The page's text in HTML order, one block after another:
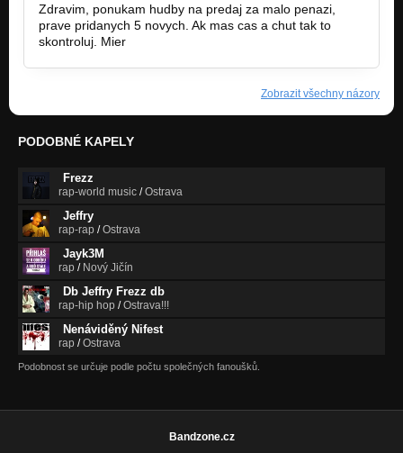
Zdravim, ponukam hudby na predaj za malo penazi,
prave pridanych 5 novych. Ak mas cas a chut tak to
skontroluj. Mier
Zobrazit všechny názory
PODOBNÉ KAPELY
Frezz
rap-world music /Ostrava
Jeffry
rap-rap /Ostrava
Jayk3M
rap / Nový Jičín
Db Jeffry Frezz db
rap-hip hop /Ostrava!!!
Nenáviděný Nifest
rap /Ostrava
Podobnost se určuje podle počtu společných fanoušků.
Bandzone.cz